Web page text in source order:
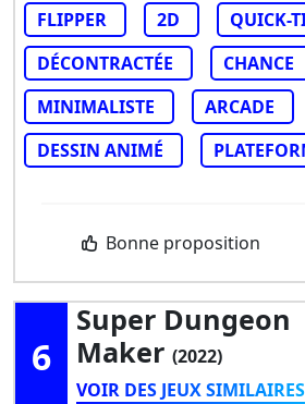
FLIPPER
2D
QUICK-
DÉCONTRACTÉE
CHANCE
MINIMALISTE
ARCADE
DESSIN ANIMÉ
Bonne proposition
6
Super Dungeon
Maker (2022)
VOIR DES JEUX SIMILAIRES